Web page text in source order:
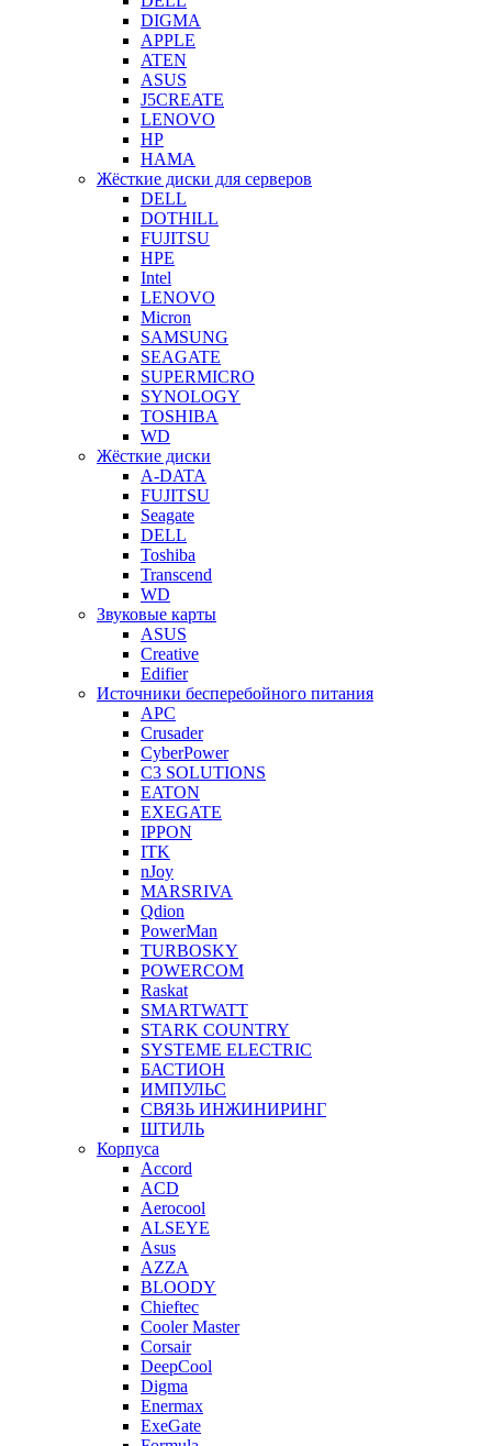
DIGMA
APPLE
ATEN
ASUS
J5CREATE
LENOVO
HP
HAMA
Жёсткие диски для серверов
DELL
DOTHILL
FUJITSU
HPE
Intel
LENOVO
Micron
SAMSUNG
SEAGATE
SUPERMICRO
SYNOLOGY
TOSHIBA
WD
Жёсткие диски
A-DATA
FUJITSU
Seagate
DELL
Toshiba
Transcend
WD
Звуковые карты
ASUS
Creative
Edifier
Источники бесперебойного питания
APC
Crusader
CyberPower
C3 SOLUTIONS
EATON
EXEGATE
IPPON
ITK
nJoy
MARSRIVA
Qdion
PowerMan
TURBOSKY
POWERCOM
Raskat
SMARTWATT
STARK COUNTRY
SYSTEME ELECTRIC
БАСТИОН
ИМПУЛЬС
СВЯЗЬ ИНЖИНИРИНГ
ШТИЛЬ
Корпуса
Accord
ACD
Aerocool
ALSEYE
Asus
AZZA
BLOODY
Chieftec
Cooler Master
Corsair
DeepCool
Digma
Enermax
ExeGate